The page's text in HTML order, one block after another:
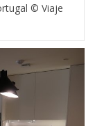
© Viaje